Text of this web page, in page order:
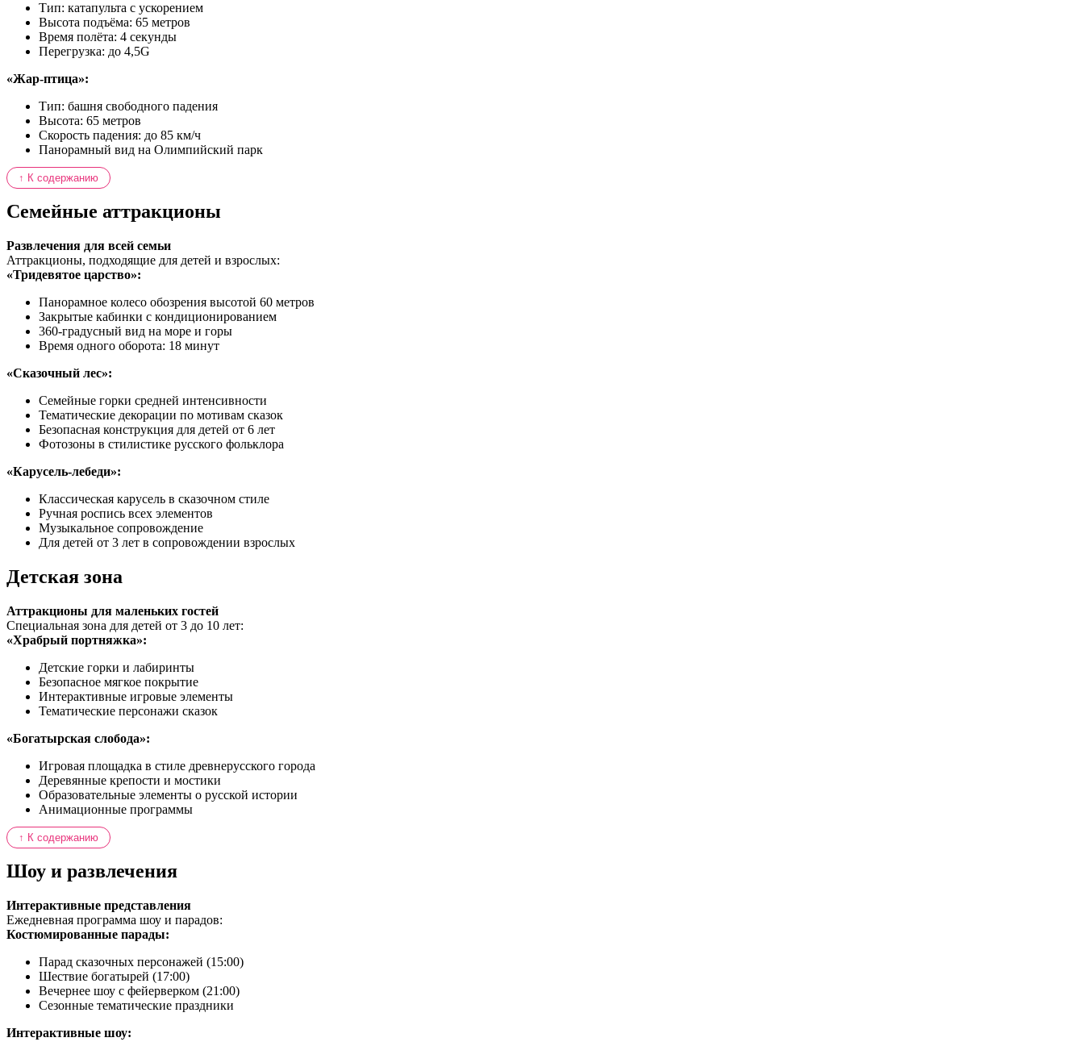
Тип: катапульта с ускорением
Высота подъёма: 65 метров
Время полёта: 4 секунды
Перегрузка: до 4,5G
«Жар-птица»:
Тип: башня свободного падения
Высота: 65 метров
Скорость падения: до 85 км/ч
Панорамный вид на Олимпийский парк
↑ К содержанию
Семейные аттракционы
Развлечения для всей семьи
Аттракционы, подходящие для детей и взрослых:
«Тридевятое царство»:
Панорамное колесо обозрения высотой 60 метров
Закрытые кабинки с кондиционированием
360-градусный вид на море и горы
Время одного оборота: 18 минут
«Сказочный лес»:
Семейные горки средней интенсивности
Тематические декорации по мотивам сказок
Безопасная конструкция для детей от 6 лет
Фотозоны в стилистике русского фольклора
«Карусель-лебеди»:
Классическая карусель в сказочном стиле
Ручная роспись всех элементов
Музыкальное сопровождение
Для детей от 3 лет в сопровождении взрослых
Детская зона
Аттракционы для маленьких гостей
Специальная зона для детей от 3 до 10 лет:
«Храбрый портняжка»:
Детские горки и лабиринты
Безопасное мягкое покрытие
Интерактивные игровые элементы
Тематические персонажи сказок
«Богатырская слобода»:
Игровая площадка в стиле древнерусского города
Деревянные крепости и мостики
Образовательные элементы о русской истории
Анимационные программы
↑ К содержанию
Шоу и развлечения
Интерактивные представления
Ежедневная программа шоу и парадов:
Костюмированные парады:
Парад сказочных персонажей (15:00)
Шествие богатырей (17:00)
Вечернее шоу с фейерверком (21:00)
Сезонные тематические праздники
Интерактивные шоу: